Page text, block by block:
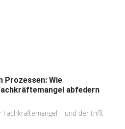
Prozessen: Wie
abfedern
– und der trifft